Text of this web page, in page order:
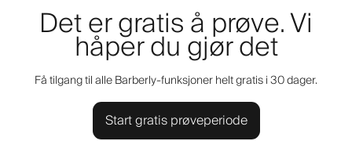
Det er gratis å prøve. Vi
håper du gjør det
Få tilgang til alle Barberly-funksjoner helt gratis i 30 dager.
Start gratis prøveperiode